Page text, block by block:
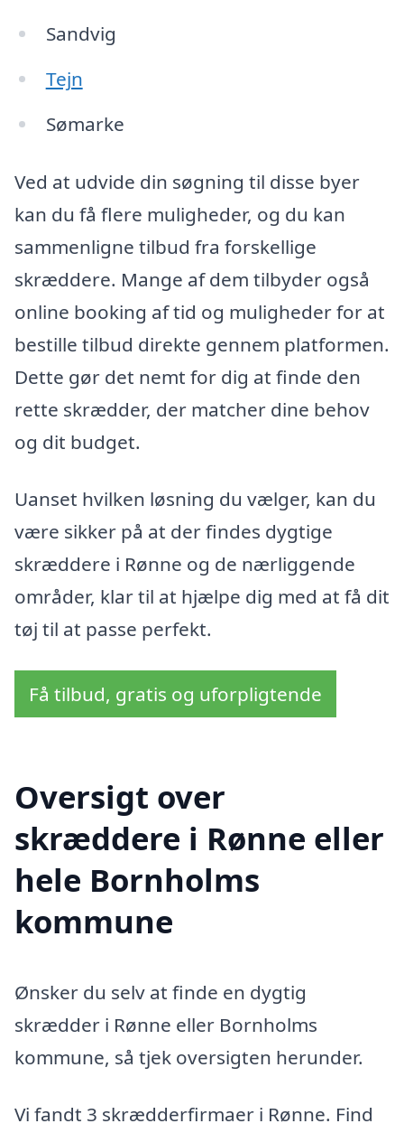
Sandvig
Tejn
Sømarke
Ved at udvide din søgning til disse byer
kan du få flere muligheder, og du kan
sammenligne tilbud fra forskellige
skræddere. Mange af dem tilbyder også
online booking af tid og muligheder for at
bestille tilbud direkte gennem platformen.
Dette gør det nemt for dig at finde den
rette skrædder, der matcher dine behov
og dit budget.
Uanset hvilken løsning du vælger, kan du
være sikker på at der findes dygtige
skræddere i Rønne og de nærliggende
områder, klar til at hjælpe dig med at få dit
tøj til at passe perfekt.
Få tilbud, gratis og uforpligtende
Oversigt over
skræddere i Rønne eller
hele Bornholms
kommune
Ønsker du selv at finde en dygtig
skrædder i Rønne eller Bornholms
kommune, så tjek oversigten herunder.
Vi fandt 3 skrædderfirmaer i Rønne. Find